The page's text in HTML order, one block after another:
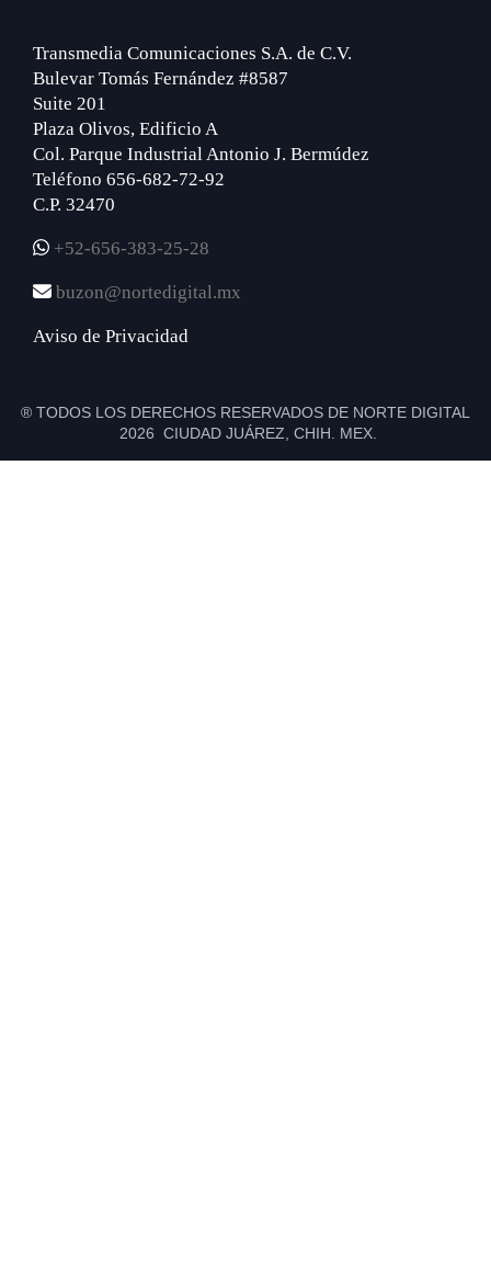
Transmedia Comunicaciones S.A. de C.V.
Bulevar Tomás Fernández #8587
Suite 201
Plaza Olivos, Edificio A
Col. Parque Industrial Antonio J. Bermúdez
Teléfono 656-682-72-92
C.P. 32470
+52-656-383-25-28
buzon@nortedigital.mx
Aviso de Privacidad
® TODOS LOS DERECHOS RESERVADOS DE NORTE DIGITAL
2026 CIUDAD JUÁREZ, CHIH. MEX.